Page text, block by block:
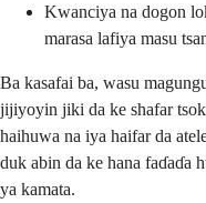
Kwanciya na dogon
marasa lafiya masu
Ba kasafai ba, wasu
jijiyoyin jiki da ke shafar
haihuwa na iya haifar da
duk abin da ke hana faɗaɗa
ya kamata.